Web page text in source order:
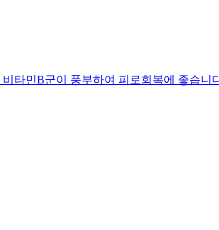
타민B군이 풍부하여 피로회복에 좋습